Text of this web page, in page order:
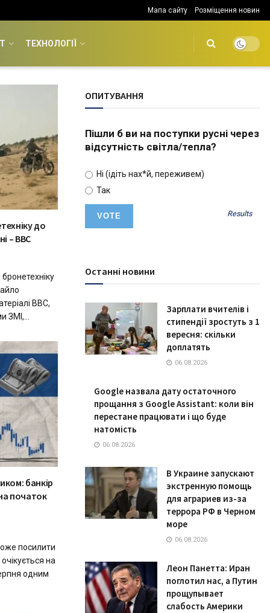
Мапа сайту Розміщення новин
ТЕХНОЛОГІЇ
до
– BBC
BBC,
ЗМІ,...
банкір
початок
посилити
на
одним
ОПИТУВАННЯ
Пішли б ви на поступки русні через
відсутність світла/тепла?
Ні (ідіть нах*й, переживем)
Так
Results
Останні новини
Зарплати вчителів і
стипендії зростуть з 1
вересня: скільки
доплатять
06.08.2026
Google назвала дату остаточного
прощання з Google Assistant: коли він
перестане працювати і що буде
натомість
06.08.2026
В Украине запускают
экстренную помощь
для аграриев из-за
террора РФ в Черном
море
06.08.2026
Леон Панетта: Иран
поглотил нас, а Путин
прощупывает
слабость Америки